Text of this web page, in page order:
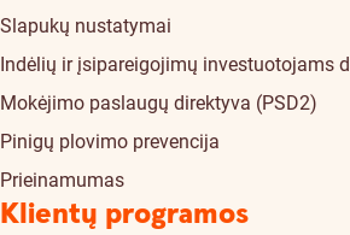
Slapukų nustatymai
Indėlių ir įsipareigojimų investuotojams
Mokėjimo paslaugų direktyva (PSD2)
Pinigų plovimo prevencija
Prieinamumas
Klientų programos